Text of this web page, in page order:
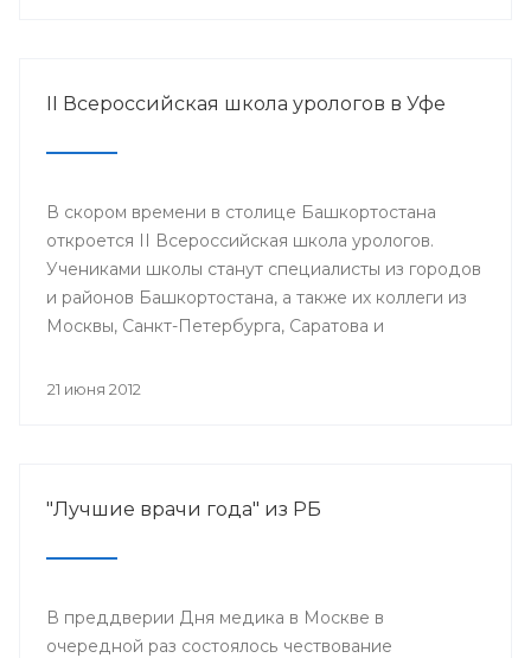
II Всероссийская школа урологов в Уфе
В скором времени в столице Башкортостана
откроется II Всероссийская школа урологов.
Учениками школы станут специалисты из городов
и районов Башкортостана, а также их коллеги из
Москвы, Санкт-Петербурга, Саратова и
21 июня 2012
"Лучшие врачи года" из РБ
В преддверии Дня медика в Москве в
очередной раз состоялось чествование